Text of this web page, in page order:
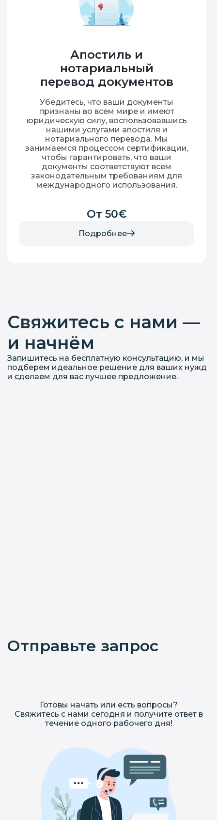
Апостиль и
нотариальный
перевод документов
Убедитесь, что ваши документы
признаны во всем мире и имеют
юридическую силу, воспользовавшись
нашими услугами апостиля и
нотариального перевода. Мы
занимаемся процессом сертификации,
чтобы гарантировать, что ваши
документы соответствуют всем
законодательным требованиям для
международного использования.
От 50€
Подробнее
Свяжитесь с нами —
и начнём
Запишитесь на бесплатную консультацию, и мы
подберем идеальное решение для ваших нужд
и сделаем для вас лучшее предложение.
Отправьте запрос
Готовы начать или есть вопросы?
Свяжитесь с нами сегодня и получите ответ в
течение одного рабочего дня!